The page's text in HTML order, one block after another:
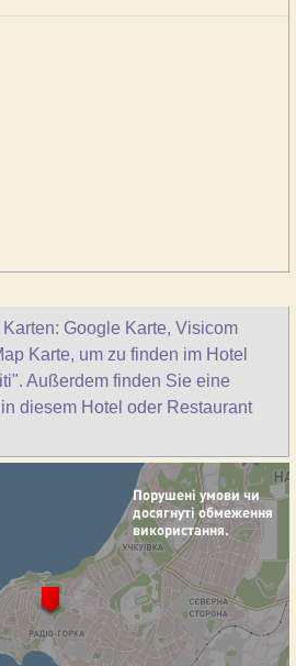
Google Karte, Visicom
Karte, um zu finden im Hotel
Außerdem finden Sie eine
diesem Hotel oder Restaurant